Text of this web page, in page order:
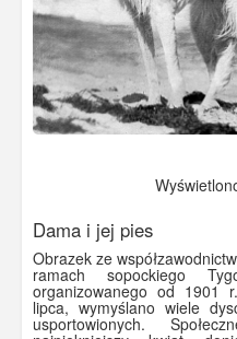
Dama i jej pies
Obrazek ze
ramach sopockiego
organizowanego od 1901
lipca, wymyślano wiele
usportowionych.